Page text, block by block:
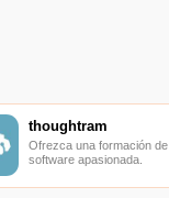
thoughtram
Ofrezca una formación de
software apasionada.